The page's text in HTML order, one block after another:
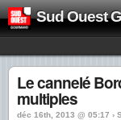
Sud Ouest
Le cannelé
multiples
déc 16th, 2013 @ 05:17 ›